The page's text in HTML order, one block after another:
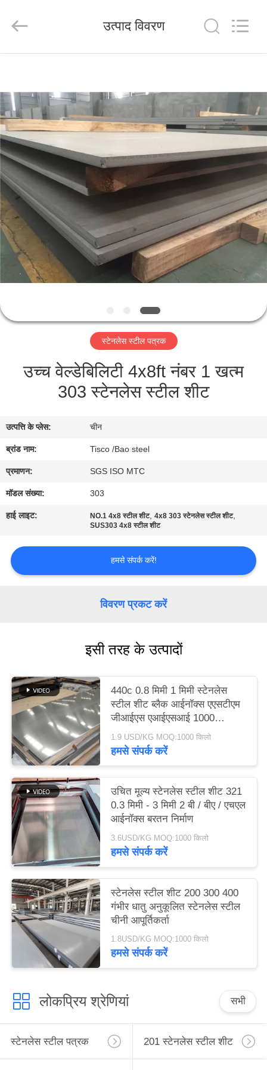
उत्पादों
वीडियो
हमारे
बारे
में
कारखाना
भ्रमण
गुणवत्ता
संपर्क
समाचार
एक
उद्धरण
की
करे
Product
Co.,Ltd.
Reserved.
उत्पाद विवरण
स्टेनलेस स्टील पत्रक
उच्च वेल्डेबिलिटी 4x8ft नंबर 1 खत्म
303 स्टेनलेस स्टील शीट
उत्पत्ति के प्लेस: चीन
ब्रांड नाम: Tisco /Bao steel
प्रमाणन: SGS ISO MTC
मॉडल संख्या: 303
हाई लाइट: NO.1 4x8 स्टील शीट,4x8 303 स्टेनलेस स्टील शीट,
SUS303 4x8 स्टील शीट
हमसे संपर्क करें!
विवरण प्रकट करें
इसी तरह के उत्पादों
440c 0.8 मिमी 1 मिमी स्टेनलेस
स्टील शीट ब्लैक आईनॉक्स एएसटीएम
जीआईएस एआईएसआई 1000
मिमी-2000 मिमी लंबाई
1.9 USD/KG MOQ:1000 किलो
हमसे संपर्क करें
उचित मूल्य स्टेनलेस स्टील शीट 321
0.3 मिमी - 3 मिमी 2 बी / बीए / एचएल
आईनॉक्स बरतन निर्माण
3.6USD/KG MOQ:1000 किलो
हमसे संपर्क करें
स्टेनलेस स्टील शीट 200 300 400
गंभीर धातु अनुकूलित स्टेनलेस स्टील
चीनी आपूर्तिकर्ता
1.8USD/KG MOQ:1000 किलो
हमसे संपर्क करें
लोकप्रिय श्रेणियां सभी
स्टेनलेस स्टील पत्रक 201 स्टेनलेस स्टील शीट